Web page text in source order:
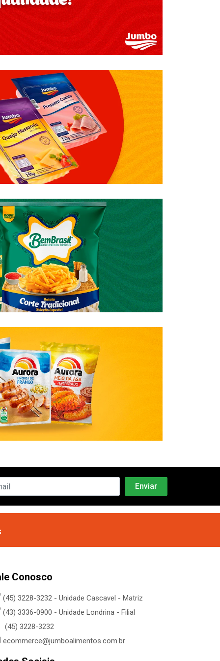
Conosco
(45) 3228-3232 - Unidade Cascavel - Matriz
(43) 3336-0900 - Unidade Londrina - Filial
(45) 3228-3232
ecommerce@jumboalimentos.com.br